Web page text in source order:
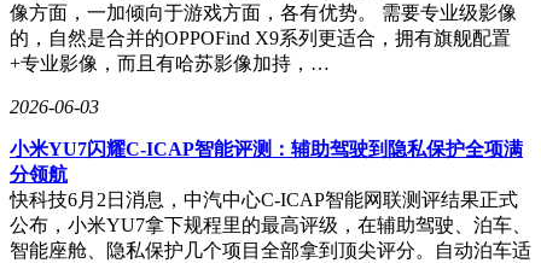
像方面，一加倾向于游戏方面，各有优势。 需要专业级影像
的，自然是合并的OPPOFind X9系列更适合，拥有旗舰配置
+专业影像，而且有哈苏影像加持，…
2026-06-03
小米YU7闪耀C-ICAP智能评测：辅助驾驶到隐私保护全项满
分领航
快科技6月2日消息，中汽中心C-ICAP智能网联测评结果正式
公布，小米YU7拿下规程里的最高评级，在辅助驾驶、泊车、
智能座舱、隐私保护几个项目全部拿到顶尖评分。自动泊车适